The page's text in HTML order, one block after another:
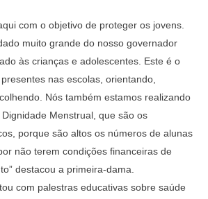
com o objetivo de proteger os jovens.
muito grande do nosso governador
às crianças e adolescentes. Este é o
nas escolas, orientando,
Nós também estamos realizando
Menstrual, que são os
porque são altos os números de alunas
não terem condições financeiras de
destacou a primeira-dama.
com palestras educativas sobre saúde